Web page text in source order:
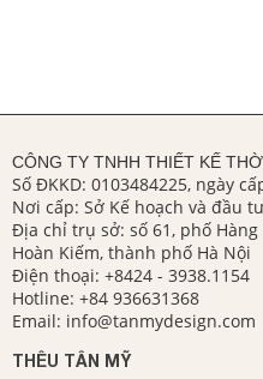
CÔNG TY TNHH THIẾT KẾ
Số ĐKKD: 0103484225, ngày
Nơi cấp: Sở Kế hoạch và đầu
Địa chỉ trụ sở: số 61, phố
Hoàn Kiếm, thành phố Hà Nội
Điện thoại: +8424 - 3938.1154
Hotline: +84 936631368
Email: info@tanmydesign.com
THÊU TÂN MỸ